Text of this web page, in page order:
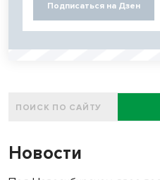
Подписаться на Дзен
Новости